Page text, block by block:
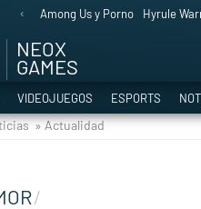
Among Us y Porno Hyrule
NEOX
GAMES
VIDEOJUEGOS ESPORTS
» Actualidad